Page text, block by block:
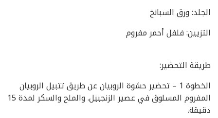
الجلد: ورق السبانخ
التزيين: فلفل أحمر مفروم
طريقة التحضير:
الخطوة 1 – تحضير حشوة الروبيان عن طريق تتبيل الروبيان
المفروم المسلوق في عصير الزنجبيل. والملح والسكر لمدة 15
دقيقة.